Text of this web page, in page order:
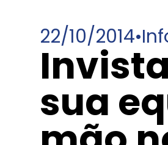
22/10/2014•
sua